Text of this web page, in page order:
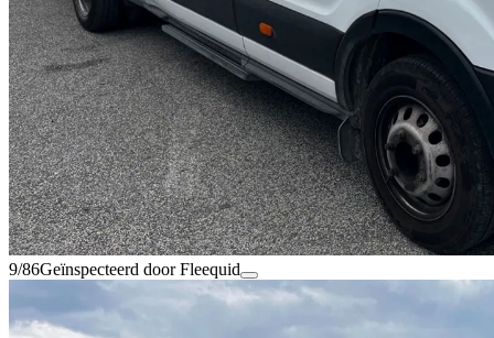
9/86Geïnspecteerd door Fleequid